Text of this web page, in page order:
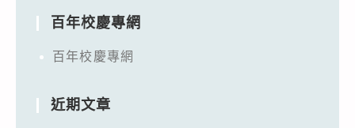
百年校慶專網
百年校慶專網
近期文章